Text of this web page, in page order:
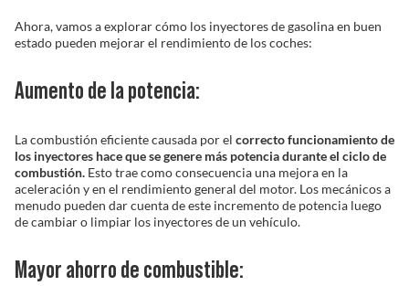
Ahora, vamos a explorar cómo los inyectores de gasolina en buen
estado pueden mejorar el rendimiento de los coches:
Aumento de la potencia:
La combustión eficiente causada por el correcto funcionamiento de
los inyectores hace que se genere más potencia durante el ciclo de
combustión.Esto trae como consecuencia una mejora en la
aceleración y en el rendimiento general del motor. Los mecánicos a
menudo pueden dar cuenta de este incremento de potencia luego
de cambiar o limpiar los inyectores de un vehículo.
Mayor ahorro de combustible: